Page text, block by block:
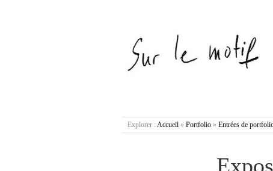
Explorer : Accueil » Portfolio » Entrées de